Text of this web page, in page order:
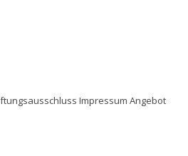
Impressum Angebot